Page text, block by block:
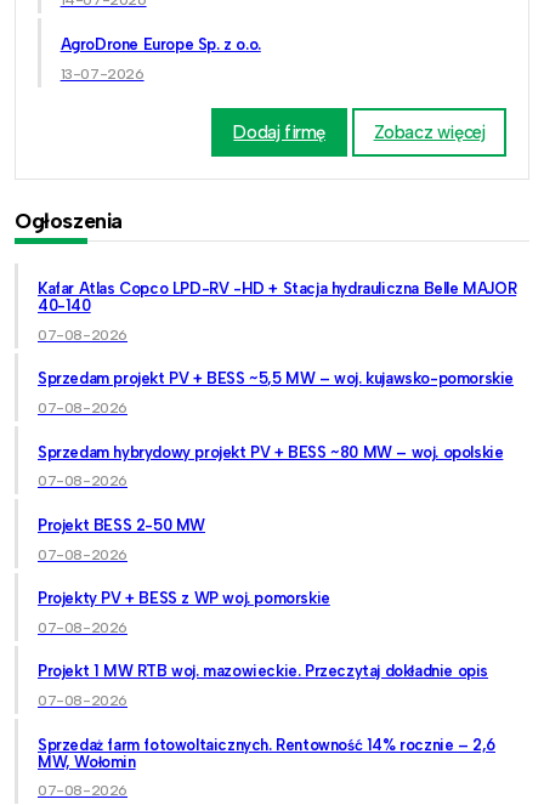
AgroDrone Europe Sp. z o.o.
13-07-2026
Dodaj firmę Zobacz więcej
Ogłoszenia
Kafar Atlas Copco LPD-RV -HD + Stacja hydrauliczna Belle MAJOR
40-140
07-08-2026
Sprzedam projekt PV + BESS ~5,5 MW – woj. kujawsko-pomorskie
07-08-2026
Sprzedam hybrydowy projekt PV + BESS ~80 MW – woj. opolskie
07-08-2026
Projekt BESS 2-50 MW
07-08-2026
Projekty PV + BESS z WP woj. pomorskie
07-08-2026
Projekt 1 MW RTB woj. mazowieckie. Przeczytaj dokładnie opis
07-08-2026
Sprzedaż farm fotowoltaicznych. Rentowność 14% rocznie – 2,6
MW, Wołomin
07-08-2026